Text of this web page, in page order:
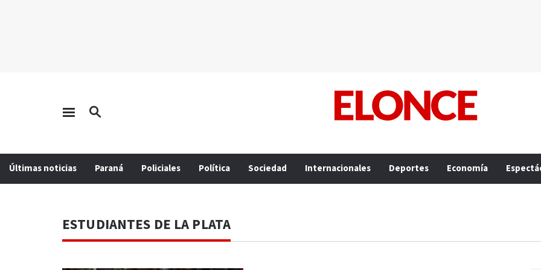
Últimas noticias Paraná Policiales Política Sociedad Internacionales Deportes Economía
ESTUDIANTES DE LA PLATA